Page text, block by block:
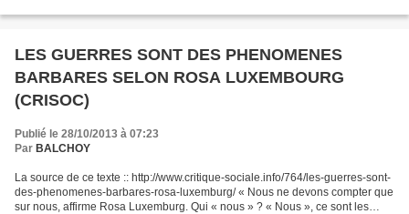
LES GUERRES SONT DES PHENOMENES
BARBARES SELON ROSA LUXEMBOURG
(CRISOC)
Publié le 28/10/2013 à 07:23
Par BALCHOY
La source de ce texte :: http://www.critique-sociale.info/764/les-guerres-sont-
des-phenomenes-barbares-rosa-luxemburg/ « Nous ne devons compter que
sur nous, affirme Rosa Luxemburg. Qui « nous » ? « Nous », ce sont les